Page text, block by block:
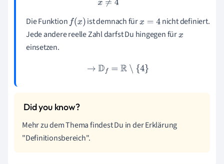
Die Funktionf(x) ist demnach fürx= 4
nicht definiert.
Jede andere reelle Zahl darfst Du hingegen fürx
einsetzen.
→D f=R\ {4}
Mehr zu dem Thema findest Du in der Erklärung
"Definitionsbereich".